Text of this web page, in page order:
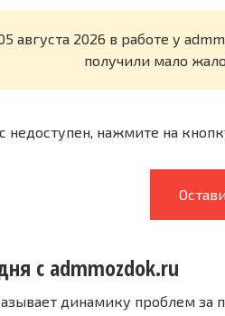
августа 2026 в работе у
получили мало
недоступен, нажмите на
с admmozdok.ru
динамику проблем за